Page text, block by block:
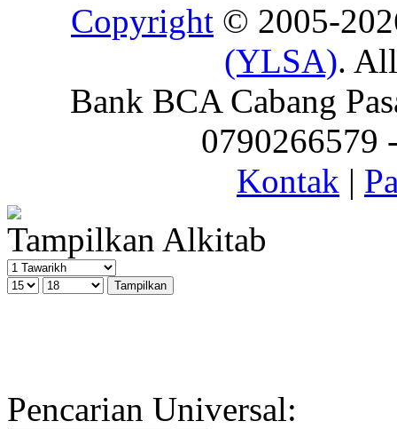
Copyright © 2005-
(YLSA).
Bank BCA Cabang
0790266579
Kontak |
Tampilkan Alkitab
Pencarian Universal: